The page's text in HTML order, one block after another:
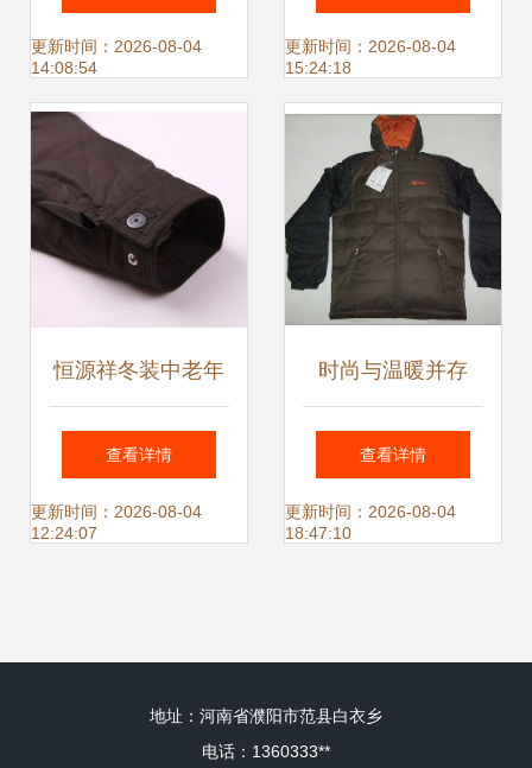
诺之重
更新时间：2026-08-04
14:08:54
品优惠特促，羽绒
抢购12月31日开启
更新时间：2026-08-04
15:24:18
恒源祥冬装中老年
羽绒服短款毛领设
计评测 温暖与体面
查看详情
更新时间：2026-08-04
12:24:07
时尚与温暖并存
Nikko日高NJB
3130004男装羽绒
查看详情
更新时间：2026-08-04
18:47:10
地址：河南省濮阳市范县白衣乡
电话：1360333**